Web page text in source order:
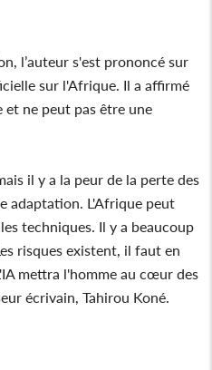
l’auteur s'est prononcé sur
sur l'Afrique. Il a affirmé
et ne peut pas être une
il y a la peur de la perte des
adaptation. L'Afrique peut
techniques. Il y a beaucoup
risques existent, il faut en
mettra l'homme au cœur des
écrivain, Tahirou Koné.